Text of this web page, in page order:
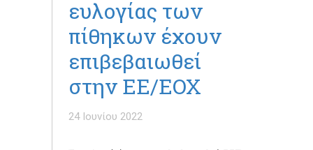
ευλογίας των
πίθηκων έχουν
επιβεβαιωθεί
στην ΕΕ/ΕΟΧ
24 Ιουνίου 2022